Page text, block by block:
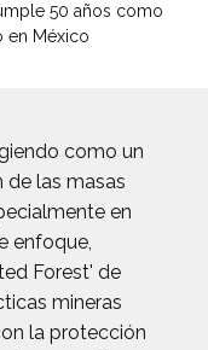
50 años como
en México
como un
de las masas
en
enfoque,
Forest' de
mineras
la protección